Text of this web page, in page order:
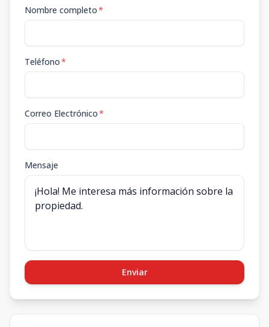
Nombre completo*
Teléfono*
Correo Electrónico*
Mensaje
Enviar